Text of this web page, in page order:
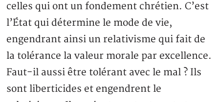
celles qui ont un fondement chrétien. C’est
l’État qui détermine le mode de vie,
engendrant ainsi un relativisme qui fait de
la tolérance la valeur morale par excellence.
Faut-il aussi être tolérant avec le mal ? Ils
sont liberticides et engendrent le